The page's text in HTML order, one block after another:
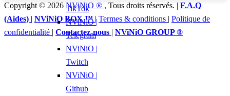
Copyright © 2026 NViNiO ® , Tous droits réservés. | F.A.Q
(Aides) | NViNiO BOX ™ |Termes & conditions | Politique de
confidentialité | Contactez-nous | NViNiO GROUP ®
TikTok
NViNiO |
Telegram
NViNiO |
Twitch
NViNiO |
Github